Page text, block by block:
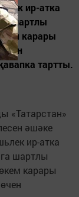
ир-атка
шартлы
карары
тартты.
«Татарстан»
әшәке
ир-атка
шартлы
карары